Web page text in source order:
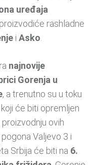
uređaja
rashladne
i Asko
najnovije
Gorenja u
, a trenutno su u toku
će biti opremljen
ovih
Valjevo 3 i
Srbija će biti na 6.